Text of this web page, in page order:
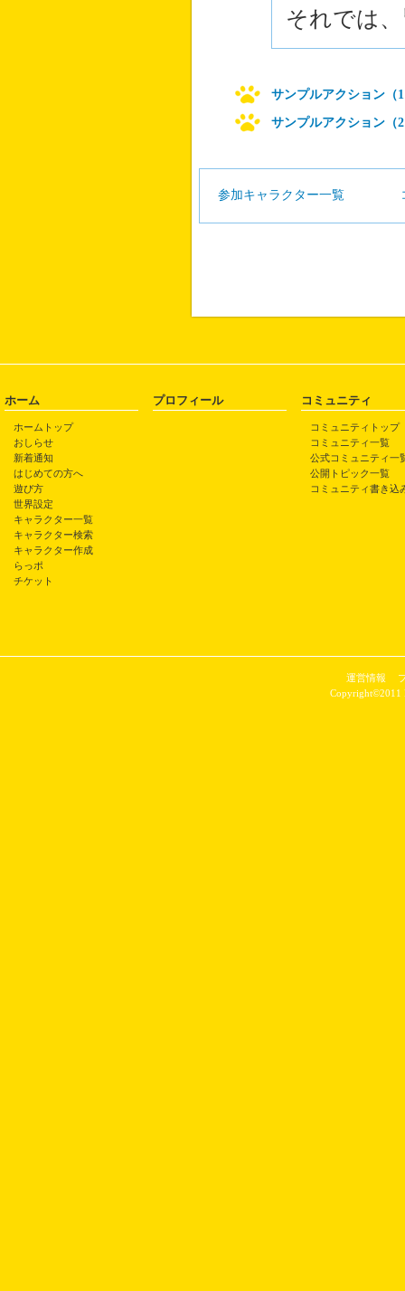
それでは
サンプルアクション（
サンプルアクション（
参加キャラクター一覧
ホーム
ホームトップ
おしらせ
新着通知
はじめての方へ
遊び方
世界設定
キャラクター一覧
キャラクター検索
キャラクター作成
らっポ
チケット
プロフィール コミュニティ
コミュニティトップ
コミュニティ一覧
公式コミュニティ一
公開トピック一覧
コミュニティ書き込
運営情報
Copyright©2011